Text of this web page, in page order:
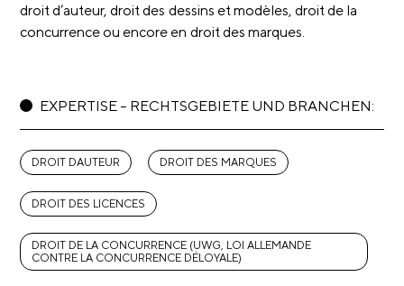
droit d’auteur, droit des dessins et modèles, droit de la
concurrence ou encore en droit des marques.
EXPERTISE – RECHTSGEBIETE UND BRANCHEN:
DROIT DAUTEUR DROIT DES MARQUES
DROIT DES LICENCES
DROIT DE LA CONCURRENCE (UWG, LOI ALLEMANDE
CONTRE LA CONCURRENCE DÉLOYALE)